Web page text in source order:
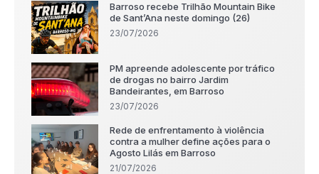
Barroso recebe Trilhão Mountain Bike
de Sant’Ana neste domingo (26)
23/07/2026
PM apreende adolescente por tráfico
de drogas no bairro Jardim
Bandeirantes, em Barroso
23/07/2026
Rede de enfrentamento à violência
contra a mulher define ações para o
Agosto Lilás em Barroso
21/07/2026